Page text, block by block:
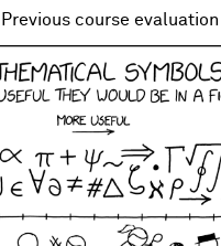
Previous course evaluation